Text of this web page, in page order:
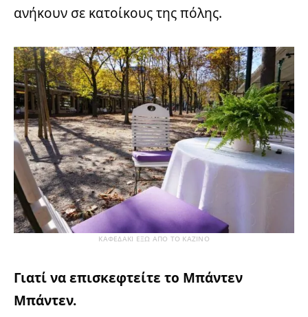
ανήκουν σε κατοίκους της πόλης.
ΚΑΦΕΔΑΚΙ ΕΞΩ ΑΠΟ ΤΟ ΚΑΖΙΝΟ
Γιατί να επισκεφτείτε το Μπάντεν
Μπάντεν.